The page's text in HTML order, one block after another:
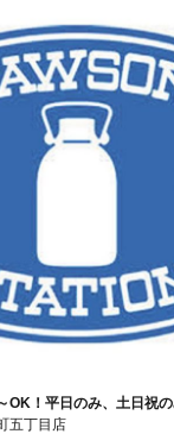
！平日のみ、土日祝の
五丁目店